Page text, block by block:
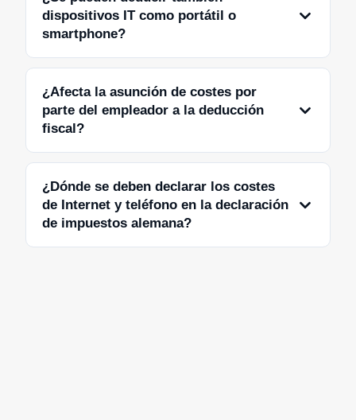
dispositivos IT como portátil o
smartphone?
¿Afecta la asunción de costes por
parte del empleador a la deducción
fiscal?
¿Dónde se deben declarar los costes
de Internet y teléfono en la declaración
de impuestos alemana?